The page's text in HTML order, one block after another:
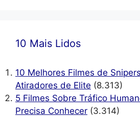
10 Mais Lidos
10 Melhores Filmes de
Atiradores de Elite (8.313)
5 Filmes Sobre Tráfico
Precisa Conhecer (3.314)